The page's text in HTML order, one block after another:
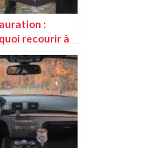
:
recourir à
de plats à
?